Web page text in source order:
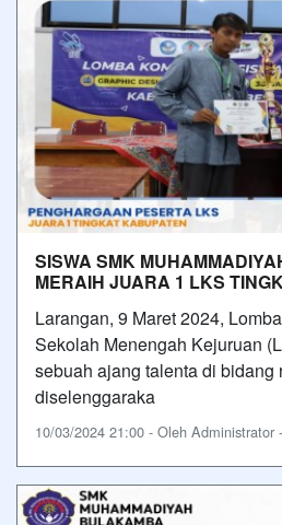
SISWA SMK
MERAIH JUARA 1 LKS
Larangan, 9 Maret 2024,
Sekolah Menengah Kejuruan
sebuah ajang talenta di bidang
diselenggaraka
10/03/2024 21:00 - Oleh Administrator